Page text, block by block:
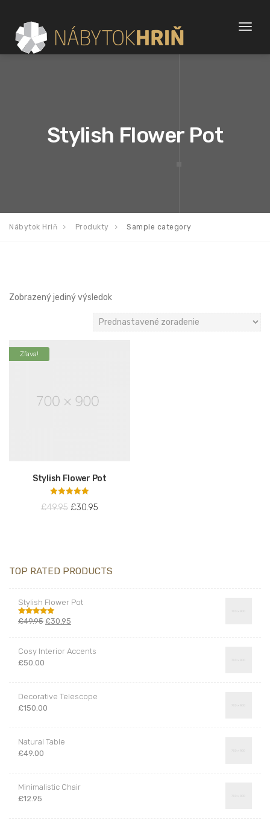
Toggle
Stylish Flower Pot
Nábytok Hriň Produkty Sample category
Zobrazený jediný výsledok
Zľava!
Stylish Flower Pot
5.00
£49.95 £30.95
TOP RATED PRODUCTS
Stylish Flower Pot
Hodnotenie
£49.95 £30.95
Cosy Interior Accents
£50.00
Decorative Telescope
£150.00
Natural Table
£49.00
Minimalistic Chair
£12.95